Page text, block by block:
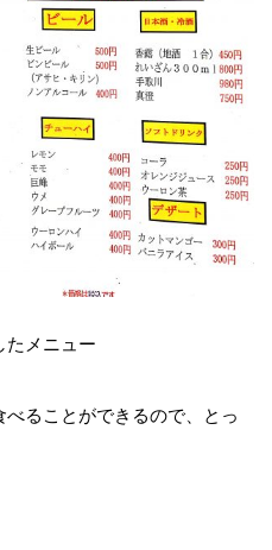
たメニュー
ることができるので、とっ